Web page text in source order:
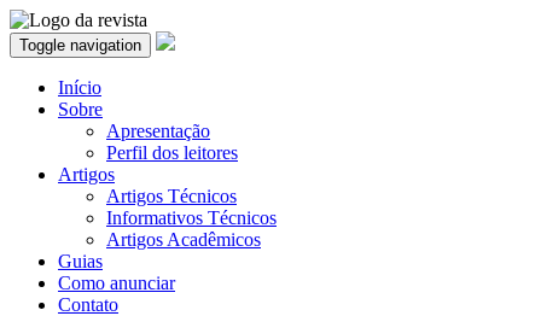
Toggle navigation
Início
Sobre
Apresentação
Perfil dos leitores
Artigos
Artigos Técnicos
Informativos Técnicos
Artigos Acadêmicos
Guias
Como anunciar
Contato